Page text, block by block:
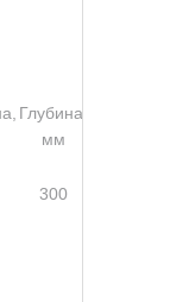
Глубина,
мм
300